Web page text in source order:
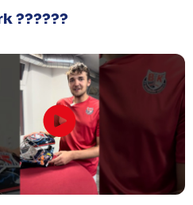
|Utkání 32. kola v
se mělo původně
ledna, bylo z důvodu
odloženo. Kluby se
náhradním termínu,
s Pískem utkají venku
února od 18:00 .
??????